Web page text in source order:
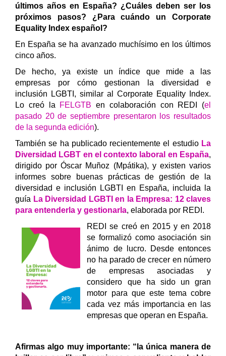
últimos años en España? ¿Cuáles deben ser los
próximos pasos? ¿Para cuándo un Corporate
Equality Index español?
En España se ha avanzado muchísimo en los últimos
cinco años.
De hecho, ya existe un índice que mide a las
empresas por cómo gestionan la diversidad e
inclusión LGBTI, similar al Corporate Equality Index.
Lo creó la
FELGTB en colaboración con REDI (el
pasado 20 de septiembre presentaron los resultados
de la segunda edición).
También se ha publicado recientemente el estudio La
Diversidad LGBT en el contexto laboral en España,
dirigido por Óscar Muñoz (Mpátika), y existen varios
informes sobre buenas prácticas de gestión de la
diversidad e inclusión LGBTI en España, incluida la
guía La Diversidad LGBTI en la Empresa: 12 claves
para entenderla y gestionarla, elaborada por REDI.
REDI se creó en 2015 y en 2018
se formalizó como asociación sin
ánimo de lucro. Desde entonces
no ha parado de crecer en número
de empresas asociadas y
considero que ha sido un gran
motor para que este tema cobre
cada vez más importancia en las
empresas que operan en España.
Afirmas algo muy importante: “la única manera de